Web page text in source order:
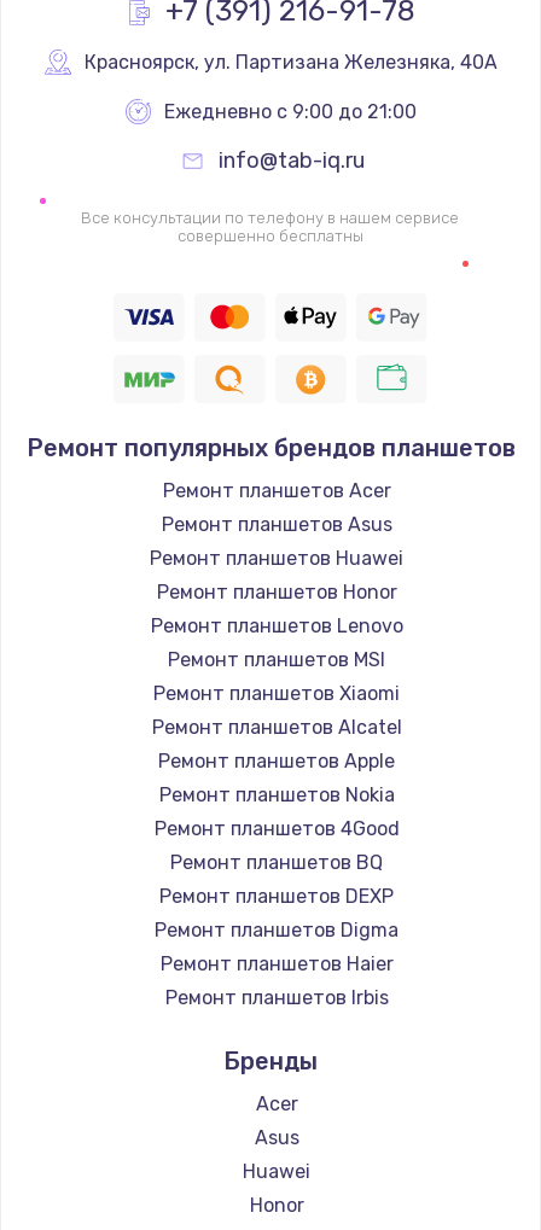
Заказать
Ремонт разъема питания
1120 руб.
Заказать
Замена видеочипа
910 руб.
Заказать
Ремонт подсветки
1150 руб.
Заказать
Настройка ОС
1320 руб.
Чистка от пыли
Заказать
Заказать
Установка драйверов
875 руб.
Заказать
+7 (391) 216-91-78
Красноярск, ул. Партизана Железняка, 40А
Ежедневно с 9:00 до 21:00
info@tab-iq.ru
Все консультации по телефону в нашем сервисе
совершенно бесплатны
Ремонт популярных брендов планшетов
Ремонт планшетов Acer
Ремонт планшетов Asus
Ремонт планшетов Huawei
Ремонт планшетов Honor
Ремонт планшетов Lenovo
Ремонт планшетов MSI
Ремонт планшетов Xiaomi
Ремонт планшетов Alcatel
Ремонт планшетов Apple
Ремонт планшетов Nokia
Ремонт планшетов 4Good
Ремонт планшетов BQ
Ремонт планшетов DEXP
Ремонт планшетов Digma
Ремонт планшетов Haier
Ремонт планшетов Irbis
Ремонт планшетов Microsoft
Ремонт планшетов BlackView
Ремонт планшетов Amazon
Ремонт планшетов Aquarius
Ремонт планшетов Philips
Бренды
Acer
Asus
Huawei
Honor